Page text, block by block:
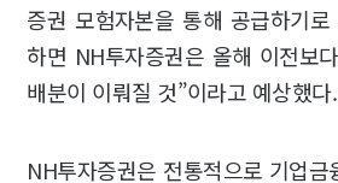
증권 모험자본을 통해 공급하기
하면 NH투자증권은 올해 이전보
배분이 이뤄질 것”이라고 예상했다.
NH투자증권은 전통적으로 기업